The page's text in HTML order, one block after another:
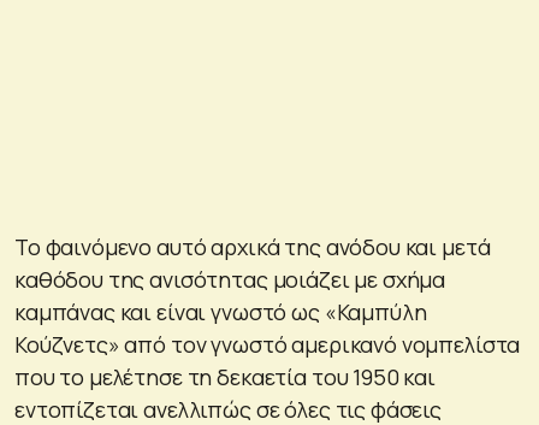
Το φαινόμενο αυτό αρχικά της ανόδου και μετά
καθόδου της ανισότητας μοιάζει με σχήμα
καμπάνας και είναι γνωστό ως «Καμπύλη
Κούζνετς» από τον γνωστό αμερικανό νομπελίστα
που το μελέτησε τη δεκαετία του 1950 και
εντοπίζεται ανελλιπώς σε όλες τις φάσεις